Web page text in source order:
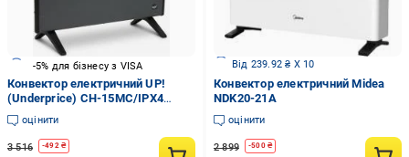
-5% для бізнесу з VISA
Конвектор електричний UP!
(Underprice) CH-15MC/IPX4
антрацит
оцінити
3 516 -492₴
Від 239.92 ₴ X 10
Конвектор електричний Midea
NDK20-21A
оцінити
2 899 -500₴